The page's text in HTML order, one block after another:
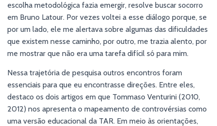
escolha metodológica fazia emergir, resolve buscar socorro
em Bruno Latour. Por vezes voltei a esse diálogo porque, se
por um lado, ele me alertava sobre algumas das dificuldades
que existem nesse caminho, por outro, me trazia alento, por
me mostrar que não era uma tarefa difícil só para mim.
Nessa trajetória de pesquisa outros encontros foram
essenciais para que eu encontrasse direções. Entre eles,
destaco os dois artigos em que Tommaso Venturini (2010,
2012) nos apresenta o mapeamento de controvérsias como
uma versão educacional da TAR. Em meio às orientações,